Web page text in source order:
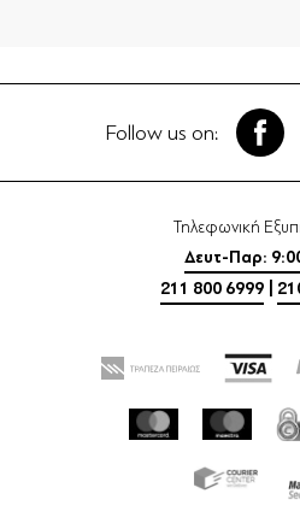
Follow us on:
Τηλεφωνική
Δευτ-Παρ:
211 800 6999